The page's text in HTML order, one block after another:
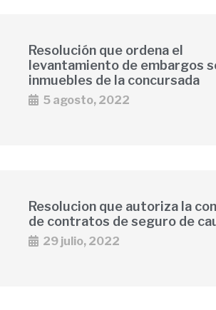
Resolución que ordena el
levantamiento de embargos
inmuebles de la concursada
5 agosto, 2022
Resolucion que autoriza la
de contratos de seguro de
29 julio, 2022